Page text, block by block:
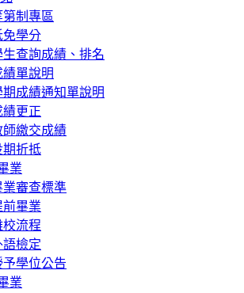
第制專區
免學分
生查詢成績、排名
績單說明
期成績通知單說明
績更正
師繳交成績
期折抵
業
業審查標準
前畢業
校流程
語檢定
予學位公告
業